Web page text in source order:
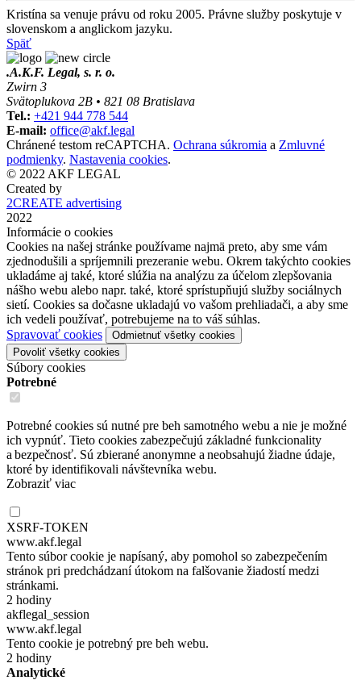
Kristína sa venuje právu od roku 2005. Právne služby poskytuje v
slovenskom a anglickom jazyku.
Späť
.A.K.F. Legal, s. r. o.
Zwirn 3
Svätoplukova 2B • 821 08 Bratislava
Tel.: +421 944 778 544
E-mail: office@akf.legal
Chránené testom reCAPTCHA. Ochrana súkromia a Zmluvné
podmienky. Nastavenia cookies.
© 2022 AKF LEGAL
Created by
2CREATE advertising
2022
Informácie o cookies
Cookies na našej stránke používame najmä preto, aby sme vám
zjednodušili a spríjemnili prezeranie webu. Okrem takýchto cookies
ukladáme aj také, ktoré slúžia na analýzu za účelom zlepšovania
nášho webu alebo napr. také, ktoré sprístupňujú služby sociálnych
sietí. Cookies sa dočasne ukladajú vo vašom prehliadači, a aby sme
ich vedeli používať, potrebujeme na to váš súhlas.
Spravovať cookies
Odmietnuť všetky cookies
Povoliť všetky cookies
Súbory cookies
Potrebné
Potrebné cookies sú nutné pre beh samotného webu a nie je možné
ich vypnúť. Tieto cookies zabezpečujú základné funkcionality
a bezpečnosť. Sú zbierané anonymne a neobsahujú žiadne údaje,
ktoré by identifikovali návštevníka webu.
Zobraziť viac
XSRF-TOKEN
www.akf.legal
Tento súbor cookie je napísaný, aby pomohol so zabezpečením
stránok pri predchádzaní útokom na falšovanie žiadostí medzi
stránkami.
2 hodiny
akflegal_session
www.akf.legal
Tento cookie je potrebný pre beh webu.
2 hodiny
Analytické